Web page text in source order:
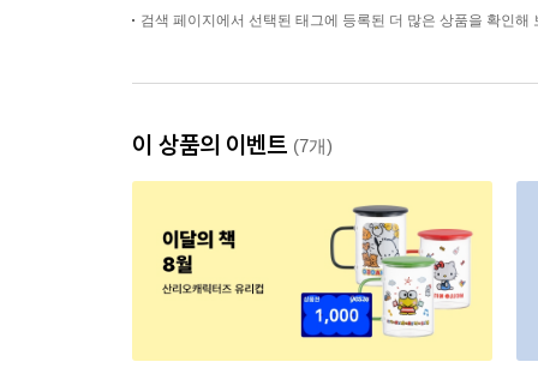
검색 페이지에서 선택된 태그에 등록된 더 많은 상품을 확인해
이 상품의 이벤트 (7개)